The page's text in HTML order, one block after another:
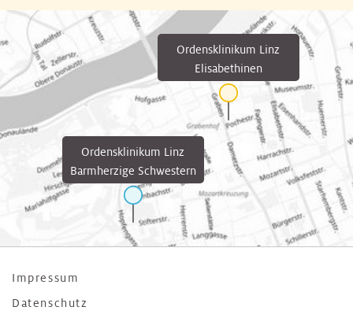
Ordensklinikum Linz
Barmherzige Schwestern
Ordensklinikum Linz
Elisabethinen
Impressum
Datenschutz